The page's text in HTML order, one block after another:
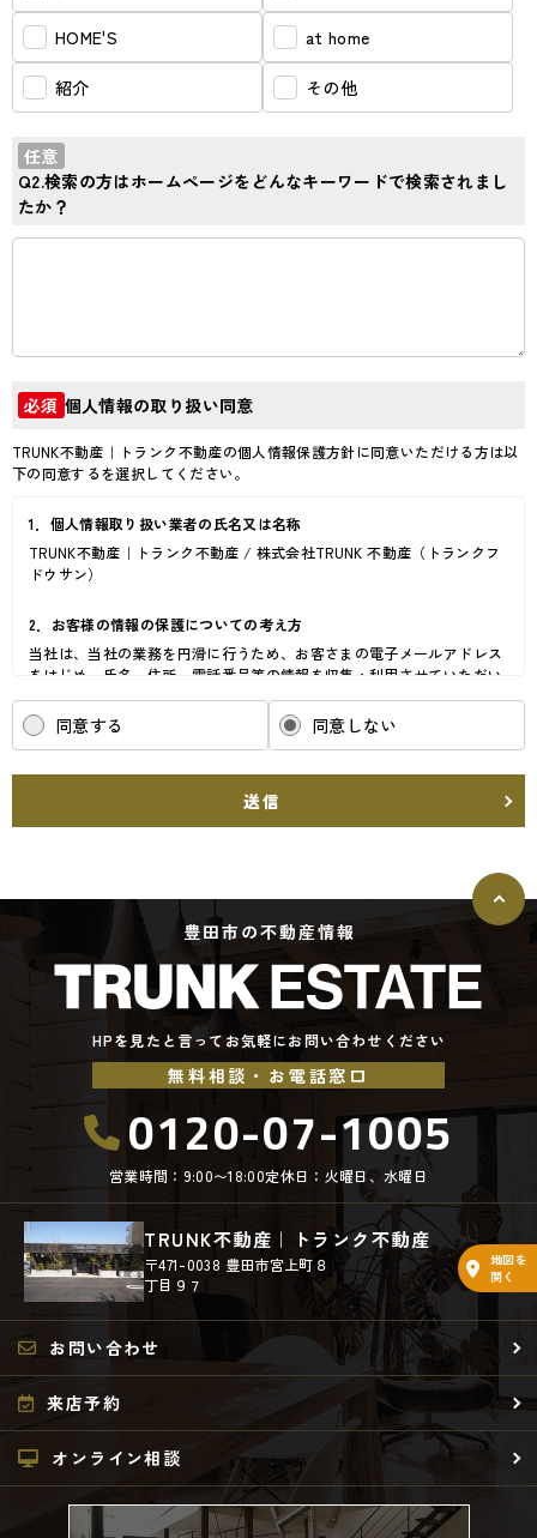
HOME'S at home
紹介 その他
任意
Q2.検索の方はホームページをどんなキーワードで検索されまし
たか？
必須 個人情報の取り扱い同意
TRUNK不動産｜トランク不動産の個人情報保護方針に同意いただける方は以
下の同意するを選択してください。
1．個人情報取り扱い業者の氏名又は名称
TRUNK不動産｜トランク不動産 / 株式会社TRUNK 不動産（トランクフ
ドウサン）
2．お客様の情報の保護についての考え方
当社は、当社の業務を円滑に行うため、お客さまの電子メールアドレス
をはじめ、氏名、住所、電話番号等の情報を収集・利用させていただい
ております。
当社は、これらのお客さまの個人情報（以下「お客さま情報」といいま
す。）の適正な保護を重大な責務と認識し、この責務を果たすために、
(1) お客さま情報に適用される個人情報の保護に関する法律その他の関
します。また、取引先等に対しても適切にお客さま情報を取り扱うよう
に要請します。
(3) お客さま情報の収集に際しては、利用目的を特定して通知または公
表し、その利用目的にしたがってお客さま情報を取り扱います。
(4) お客さま情報の漏洩、紛失、改ざん等を防止するために必要な 対策
を講じて適切な管理を行います。
(5) 保有するお客さま情報について、お客さま本人からの開示、訂正、
削除、利用停止の依頼を所定の窓口でお受けして、誠意をもって対応い
具体的には、以下の内容に従ってお客さま情報の取り扱いをいたしま
す。
当社は、不動産についてのサービスをお客さまにご利用いただくにあた
り、各種の申込みの受付、訪問、提案、見積、各種の工事やサービス提
供等の機会に、当社が直接あるいは協力会社又は業務委託先等を通じ
て、お客さまの個人情報（お客さまの電子メールアドレス、氏名、住
所、電話番号等）を取得いたしますが、これらの個人情報は下記の目的
に利用させていただきます。
(1) 不動産についてのサービスの提供
(2) 不動産についてのサービスのアフターサービスの提供
(3) 不動産についてのサービスのお知らせ・ＰＲ、調査・データ集積、
研究開発
(4) ウェブサイトシステム管理会社（以下「サイト管理会社」といいま
(5) その他上記(1)から(4)に附随する業務の実施
なお、当社は、サイト管理会社が提供するサービス改善に必要な範囲
で、お客様の個人データをサイト管理会社に提供します。
同意する 同意しない
送信
豊田市の不動産情報
HPを見たと言ってお気軽にお問い合わせください
無料相談・お電話窓口
0120-07-1005
営業時間：9:00〜18:00定休日：火曜日、水曜日
TRUNK不動産｜トランク不動産
〒471-0038 豊田市宮上町８
丁目９７
地図を
開く
お問い合わせ
来店予約
オンライン相談